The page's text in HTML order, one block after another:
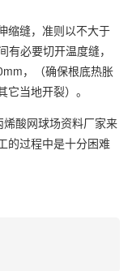
缝，准则以不大于
必要切开温度缝，
，（确保根底热胀
当地开裂）。
酸网球场资料厂家来
的过程中是十分困难